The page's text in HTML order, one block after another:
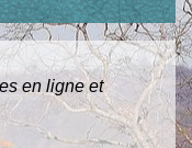
en ligne et